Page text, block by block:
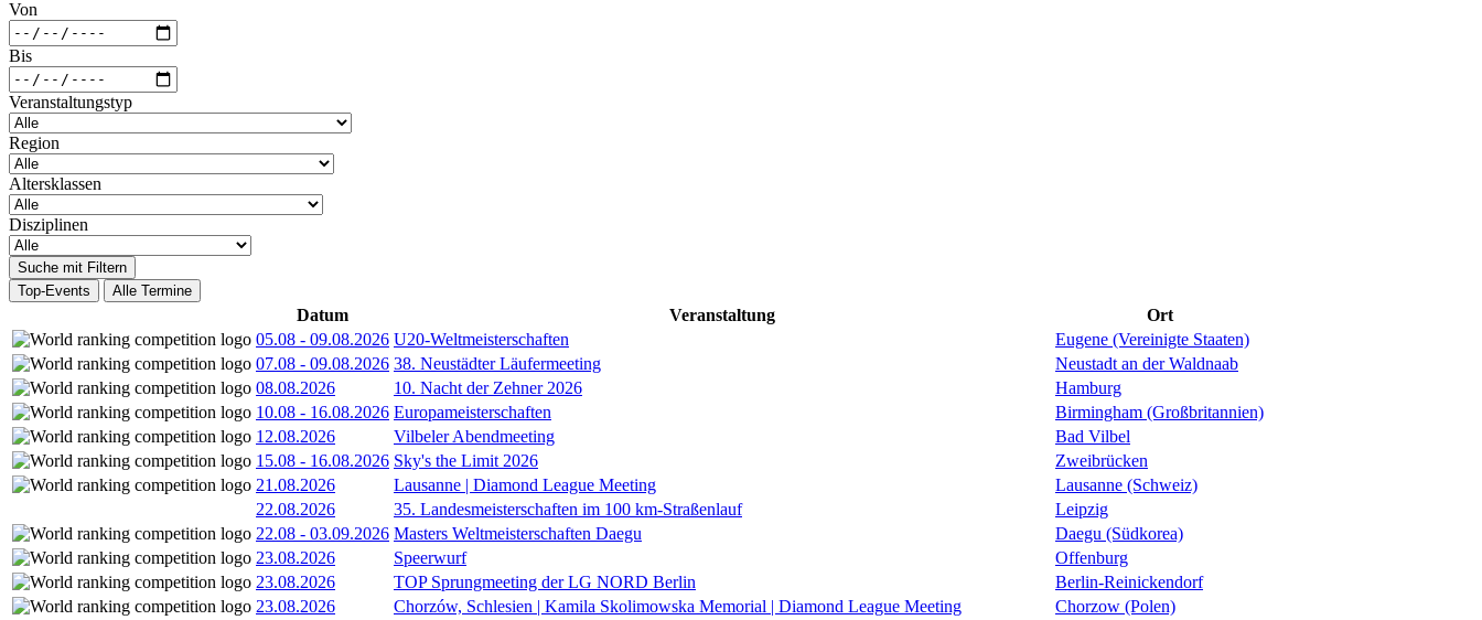
Von
Bis
Veranstaltungstyp
Region
Altersklassen
Disziplinen
Suche mit Filtern
Top-Events
Alle Termine
Datum Veranstaltung
Ort
05.08 - 09.08.2026 U20-Weltmeisterschaften
Eugene (Vereinigte Staaten)
07.08 - 09.08.2026 38. Neustädter Läufermeeting
Neustadt an der Waldnaab
08.08.2026
10. Nacht der Zehner 2026
Hamburg
10.08 - 16.08.2026 Europameisterschaften
Birmingham (Großbritannien)
12.08.2026
Vilbeler Abendmeeting
Bad Vilbel
15.08 - 16.08.2026 Sky's the Limit 2026
Zweibrücken
21.08.2026
Lausanne | Diamond League Meeting
Lausanne (Schweiz)
22.08.2026
35. Landesmeisterschaften im 100 km-Straßenlauf
Leipzig
22.08 - 03.09.2026 Masters Weltmeisterschaften Daegu
Daegu (Südkorea)
23.08.2026
Speerwurf
Offenburg
23.08.2026
TOP Sprungmeeting der LG NORD Berlin
Berlin-Reinickendorf
23.08.2026
Chorzów, Schlesien | Kamila Skolimowska Memorial | Diamond League Meeting
Chorzow (Polen)